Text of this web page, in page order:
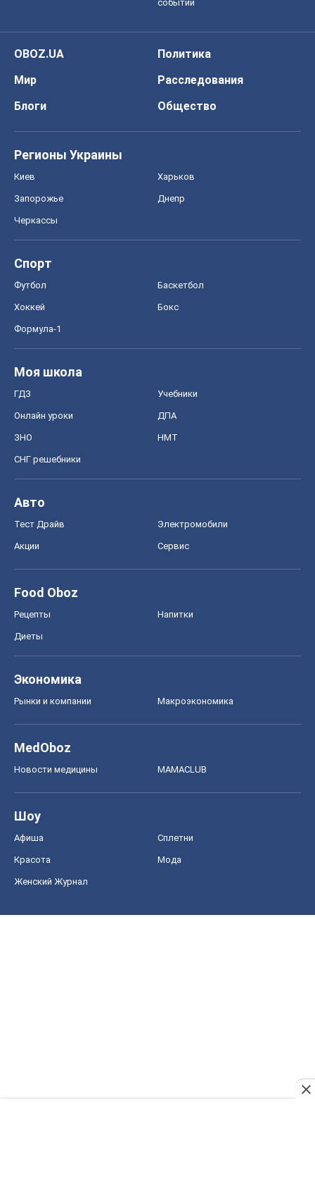
событий
OBOZ.UA
Политика
Мир
Расследования
Блоги
Общество
Регионы Украины
Киев Харьков
Запорожье Днепр
Черкассы
Спорт
Футбол Баскетбол
Хоккей Бокс
Формула-1
Моя школа
ГДЗ Учебники
Онлайн уроки ДПА
ЗНО НМТ
СНГ решебники
Авто
Тест Драйв Электромобили
Акции Сервис
Food Oboz
Рецепты Напитки
Диеты
Экономика
Рынки и компании Mакроэкономика
MedOboz
Новости медицины MAMACLUB
Шоу
Афиша Сплетни
Красота Мода
Женский Журнал